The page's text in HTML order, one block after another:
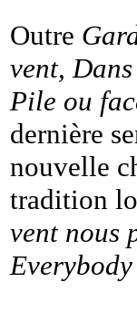
Outre
vent,
Pile ou
dernière
nouvelle
tradition
vent nous